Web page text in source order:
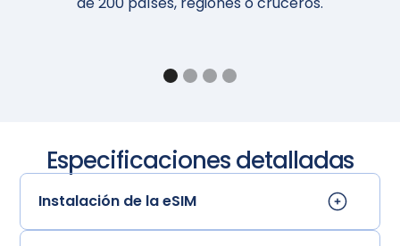
Especificaciones detalladas
Instalación de la eSIM